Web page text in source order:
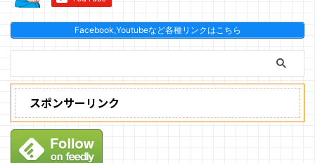
Facebook,Youtubeなど各種リンクはこちら
スポンサーリンク